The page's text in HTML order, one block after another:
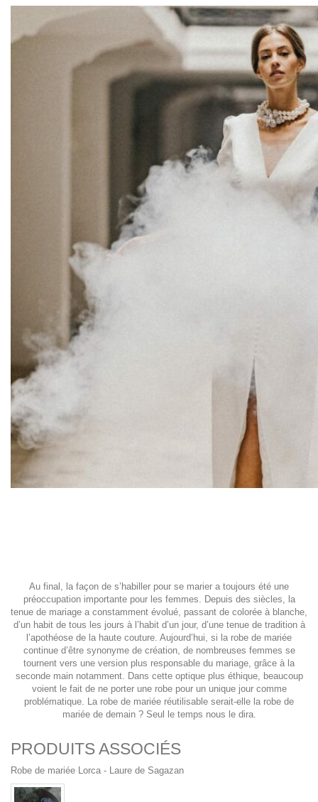
Au final, la façon de s’habiller pour se marier a toujours été une
préoccupation importante pour les femmes. Depuis des siècles, la
tenue de mariage a constamment évolué, passant de colorée à blanche,
d’un habit de tous les jours à l’habit d’un jour, d’une tenue de tradition à
l’apothéose de la haute couture. Aujourd’hui, si la robe de mariée
continue d’être synonyme de création, de nombreuses femmes se
tournent vers une version plus responsable du mariage, grâce à la
seconde main notamment. Dans cette optique plus éthique, beaucoup
voient le fait de ne porter une robe pour un unique jour comme
problématique. La robe de mariée réutilisable serait-elle la robe de
mariée de demain ? Seul le temps nous le dira.
PRODUITS ASSOCIÉS
Robe de mariée Lorca - Laure de Sagazan